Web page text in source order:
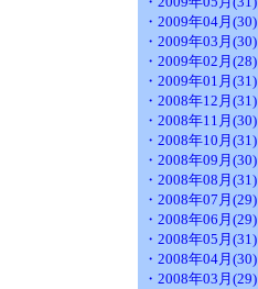
・2009年04月(30)
・2009年03月(30)
・2009年02月(28)
・2009年01月(31)
・2008年12月(31)
・2008年11月(30)
・2008年10月(31)
・2008年09月(30)
・2008年08月(31)
・2008年07月(29)
・2008年06月(29)
・2008年05月(31)
・2008年04月(30)
・2008年03月(29)